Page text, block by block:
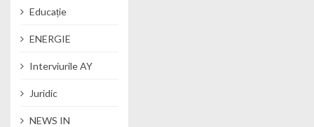
Educație
ENERGIE
Interviurile AY
Juridic
NEWS IN